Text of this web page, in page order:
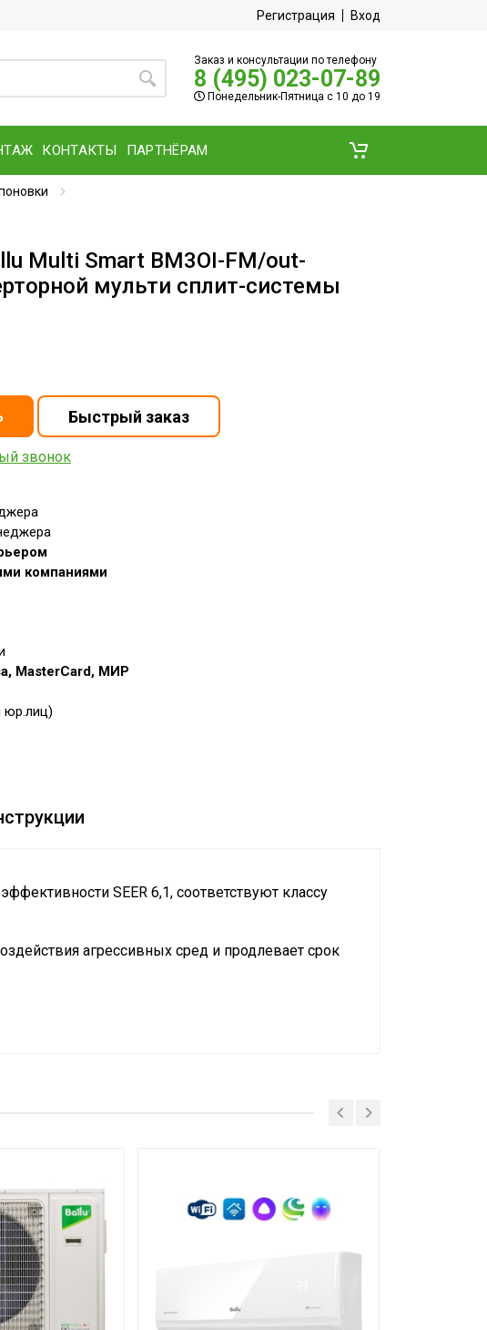
Регистрация Вход
Заказ и консультации по телефону
8 (495) 023-07-89
Понедельник-Пятница с 10 до 19
КОНТАКТЫ ПАРТНЁРАМ
Multi Smart BM3OI-FM/out-
мульти сплит-системы
звонок
компаниями
MasterCard, МИР
юр.лиц)
SEER 6,1, соответствуют классу
агрессивных сред и продлевает срок